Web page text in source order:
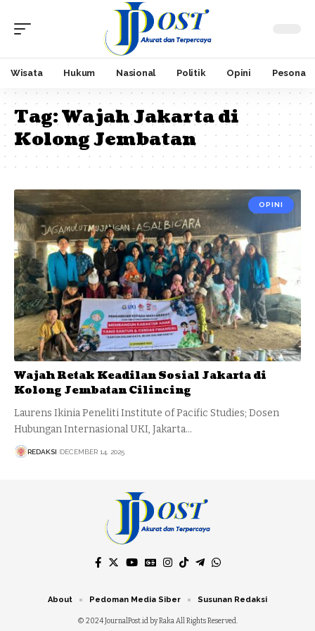
Wisata Hukum Nasional Politik Opini Pesona
Tag:Wajah Jakarta di
Kolong Jembatan
OPINI
Wajah Retak Keadilan Sosial Jakarta di
Kolong Jembatan Cilincing
Laurens Ikinia Peneliti Institute of Pacific Studies; Dosen
Hubungan Internasional UKI, Jakarta…
REDAKSI DECEMBER 14, 2025
© 2024 JournalPost.id by Raka All Rights Reserved.
About Pedoman Media Siber Susunan Redaksi